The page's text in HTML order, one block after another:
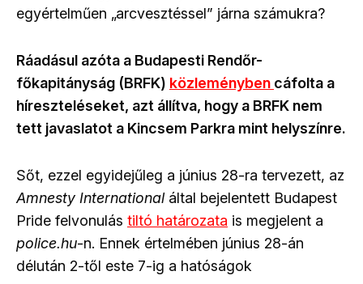
egyértelműen „arcvesztéssel” járna számukra?
Ráadásul azóta a Budapesti Rendőr-
főkapitányság (BRFK) közleményben cáfolta a
híreszteléseket, azt állítva, hogy a BRFK nem
tett javaslatot a Kincsem Parkra mint helyszínre.
Sőt, ezzel egyidejűleg a június 28-ra tervezett, az
Amnesty Internationaláltal bejelentett Budapest
Pride felvonulás tiltó határozata is megjelent a
police.hu-n. Ennek értelmében június 28-án
délután 2-től este 7-ig a hatóságok